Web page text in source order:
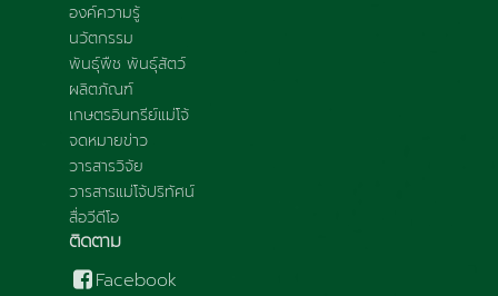
องค์ความรู้
นวัตกรรม
พันธุ์พืช พันธุ์สัตว์
ผลิตภัณฑ์
เกษตรอินทรีย์แม่โจ้
จดหมายข่าว
วารสารวิจัย
วารสารแม่โจ้ปริทัศน์
สื่อวีดีโอ
ติดตาม
Facebook